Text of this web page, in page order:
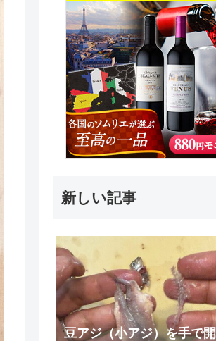
新しい記事
豆アジ（小アジ）を手で